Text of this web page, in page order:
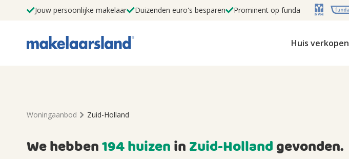
Jouw persoonlijke makelaar Duizenden euro's besparen Prominent op funda
Huis verkopen
Woningaanbod Zuid-Holland
We hebben194 huizeninZuid-Hollandgevonden.